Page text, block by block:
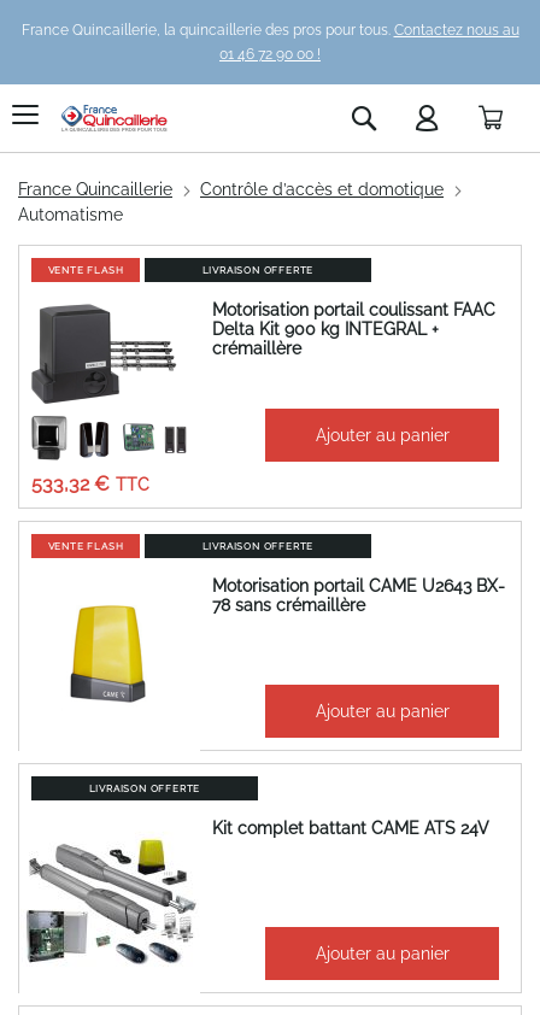
France Quincaillerie, la quincaillerie des pros pour tous. Contactez nous au
01 46 72 90 00 !
Rechercher
France Quincaillerie
Contrôle d’accès et domotique
Automatisme
VENTE FLASH LIVRAISON OFFERTE
Motorisation portail coulissant FAAC
Delta Kit 900 kg INTEGRAL +
crémaillère
Prix
533,32 €
444,43 €
1 678,91 € Ajouter au panier
VENTE FLASH LIVRAISON OFFERTE
Motorisation portail CAME U2643 BX-
78 sans crémaillère
407,50 € Ajouter au panier
LIVRAISON OFFERTE
Kit complet battant CAME ATS 24V
1 268,01 €
1 056,67 € Ajouter au panier